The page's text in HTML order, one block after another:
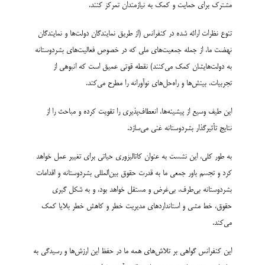
مشترک برای حمایت و کمک به نیازمندان تمرکز کنند.
تنوع نظرات ارائه شده در کنفرانس (از طریق نمایندگان دولت‌ها و نمایندگان
نهضت ما، از جمله جمعیت‌های ملی که در خصوص فعالیت‌های بشردوستانه
به دولت‌هایشان کمک می‌کنند) نقطه قوتی عمیق است که انبوهی از
تجربیات، بینش‌ها و راه‌حل‌های نوآورانه را مطرح می‌کند.
این طیف وسیع از پیشینه‌ها، انعطاف‌پذیری را تقویت کرده و مباحث را از
نتایج تأثیرگذار بشردوستانه غنی می‌سازد.
به طور کلی، این نشست به عنوان کاتالیزوری حیاتی برای تغییر عمل خواهد
کرد و تجسم باور جمعی ما به قدرت حقوق بین‌المللی بشردوستانه و اقدامات
بشردوستانه بی‌طرف، بی‌غرض و مستقل خواهد بود، و به شکل گیری
حقوق، خط مشی و استانداردهای مدیریت خطر و کاهش خطر بلایا کمک
می‌کند.
این کنفرانس گواهی بر تلاش‌های همه ما در حفظ این ارزش‌ها و رسیدگی به